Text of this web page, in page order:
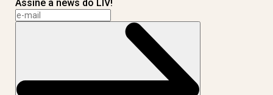
Assine a news do LIV!